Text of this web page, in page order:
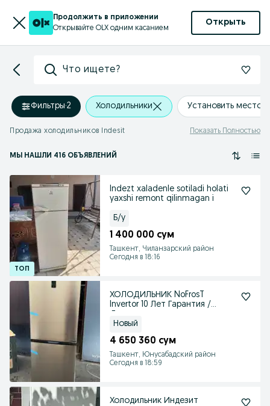
Продолжить в приложении
Открывайте OLX одним касанием
Открыть
Что ищете?
Фильтры·2 Холодильники Установить
Продажа холодильников Indesit Показать Полностью
МЫ НАШЛИ 416 ОБЪЯВЛЕНИЙ
Indezt xaladenle sotiladi holati
yaxshi remont qilinmagan i
Б/у
1 400 000 сум
Ташкент, Чиланзарский район
Сегодня в 18:16
ХОЛОДИЛЬНИК NoFrosT
Invertor 10 Лет Гарантия /
Новый
4 650 360 сум
Ташкент, Юнусабадский район
Сегодня в 18:59
Холодильник Индезит